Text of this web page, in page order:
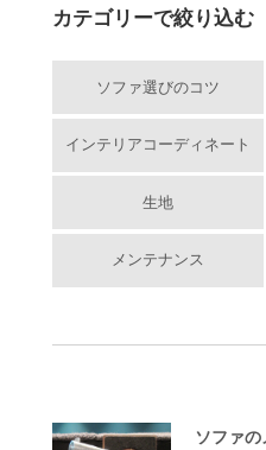
カテゴリーで絞り込む
ソファ選びのコツ
インテリアコーディネート
生地
メンテナンス
ソファ